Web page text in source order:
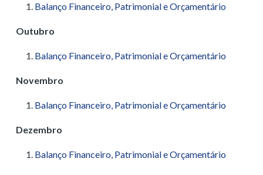
Balanço Financeiro, Patrimonial e Orçamentário
Outubro
Balanço Financeiro, Patrimonial e Orçamentário
Novembro
Balanço Financeiro, Patrimonial e Orçamentário
Dezembro
Balanço Financeiro, Patrimonial e Orçamentário